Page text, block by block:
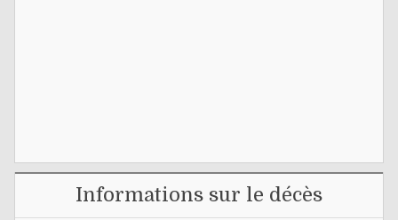
Informations sur le décès